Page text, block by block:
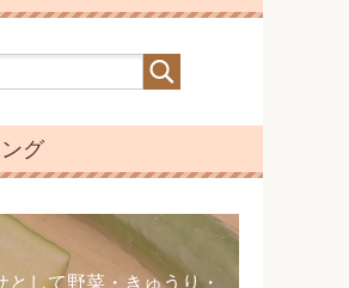
グ
として野菜・きゅうり・